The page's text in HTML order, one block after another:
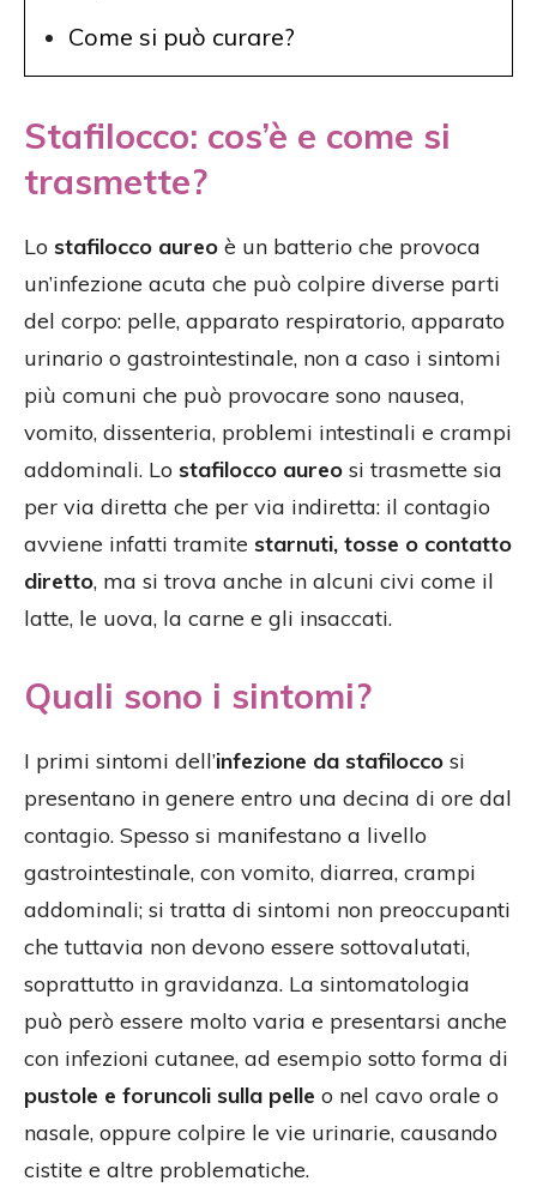
Come si può curare?
Stafilocco: cos’è e come si
trasmette?
Lo stafilocco aureo è un batterio che provoca
un’infezione acuta che può colpire diverse parti
del corpo: pelle, apparato respiratorio, apparato
urinario o gastrointestinale, non a caso i sintomi
più comuni che può provocare sono nausea,
vomito, dissenteria, problemi intestinali e crampi
addominali. Lo stafilocco aureo si trasmette sia
per via diretta che per via indiretta: il contagio
avviene infatti tramite starnuti, tosse o contatto
diretto, ma si trova anche in alcuni civi come il
latte, le uova, la carne e gli insaccati.
Quali sono i sintomi?
I primi sintomi dell’infezione da stafilocco si
presentano in genere entro una decina di ore dal
contagio. Spesso si manifestano a livello
gastrointestinale, con vomito, diarrea, crampi
addominali; si tratta di sintomi non preoccupanti
che tuttavia non devono essere sottovalutati,
soprattutto in gravidanza. La sintomatologia
può però essere molto varia e presentarsi anche
con infezioni cutanee, ad esempio sotto forma di
pustole e foruncoli sulla pelle o nel cavo orale o
nasale, oppure colpire le vie urinarie, causando
cistite e altre problematiche.